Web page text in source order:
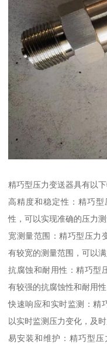
精巧型压力变送器具有以下
高精度和稳定性：精巧
性，可以实现准确的压力
宽测量范围：精巧型压力
有较宽的测量范围，可以
抗腐蚀和耐用性：精巧型
有较强的抗腐蚀性和耐用
快速响应和实时监测：精
以实时监测压力变化，及
易安装和维护：精巧型